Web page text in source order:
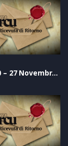
SRDR S1:P10 – 27 Novembre 2020